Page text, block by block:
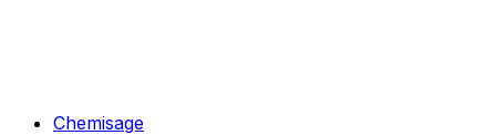
Chemisage